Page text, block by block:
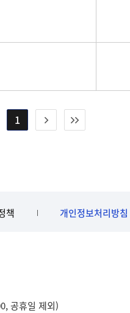
1
책 개인정보처리방침
공휴일 제외)